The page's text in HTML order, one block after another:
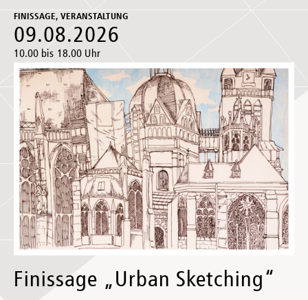
FINISSAGE, VERANSTALTUNG
09.08.2026
10.00 bis 18.00 Uhr
Finissage „Urban Sketching“